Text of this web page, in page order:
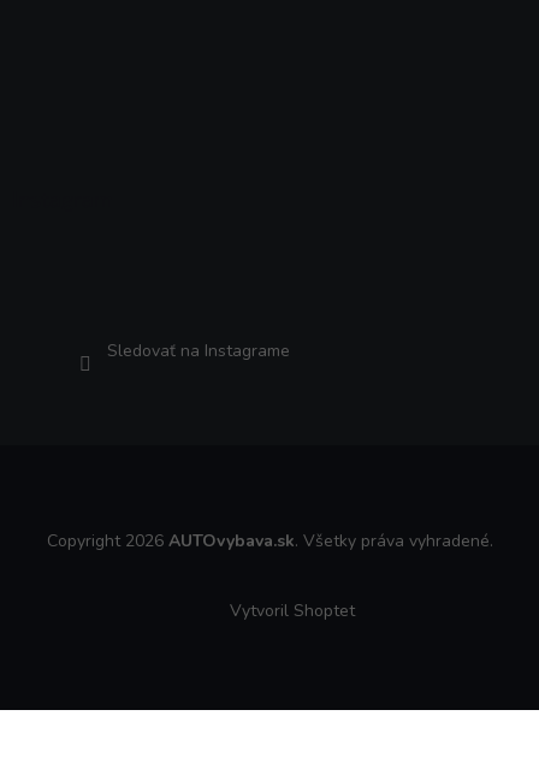
Sledovať na Instagrame
Copyright 2026 AUTOvybava.sk. Všetky práva vyhradené.
Vytvoril Shoptet